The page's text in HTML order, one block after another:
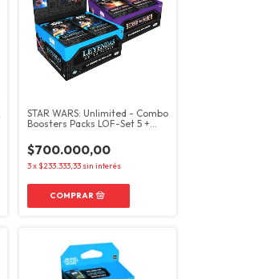
STAR WARS: Unlimited - Combo
Boosters Packs LOF-Set 5 +
$700.000,00
3x $233.333,33 sin interés